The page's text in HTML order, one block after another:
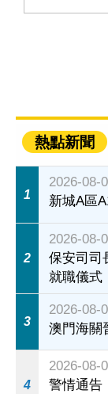
熱點新聞
1
2026-08-
新城A區
2
2026-08-
保安司司
就職儀式
3
2026-08-
澳門海關
4
2026-08-
警情通告